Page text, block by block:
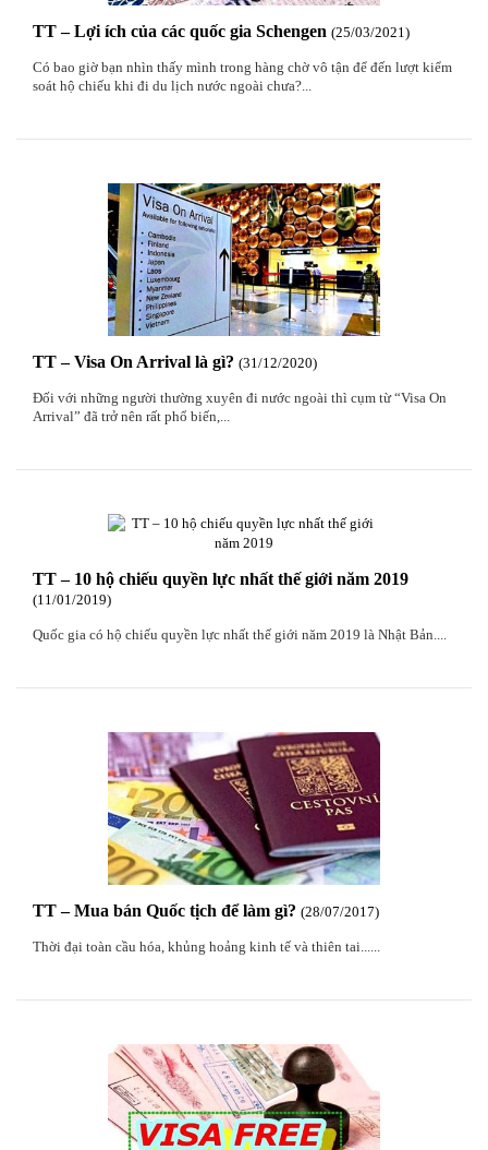
TT – Lợi ích của các quốc gia Schengen 25/03/2021
Có bao giờ bạn nhìn thấy mình trong hàng chờ vô tận để đến lượt kiểm
soát hộ chiếu khi đi du lịch nước ngoài chưa?...
TT – Visa On Arrival là gì? 31/12/2020
Đối với những người thường xuyên đi nước ngoài thì cụm từ “Visa On
Arrival” đã trở nên rất phổ biến,...
TT – 10 hộ chiếu quyền lực nhất thế giới năm 2019
11 /01 /2019
Quốc gia có hộ chiếu quyền lực nhất thế giới năm 2019 là Nhật Bản....
TT – Mua bán Quốc tịch để làm gì? 28/07/2017
Thời đại toàn cầu hóa, khủng hoảng kinh tế và thiên tai......